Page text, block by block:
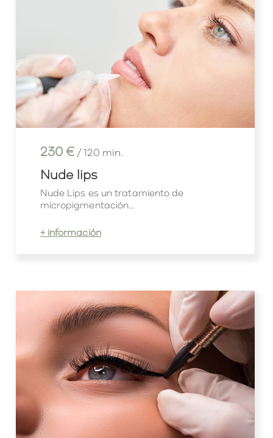
230 € / 120 min.
Nude lips
Nude Lips es un tratamiento de
micropigmentación...
+ información